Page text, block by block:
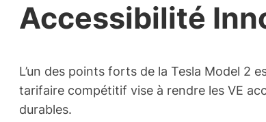
Accessibilité
L’un des points forts de la Tesla Model 2
tarifaire compétitif vise à rendre les VE
durables.